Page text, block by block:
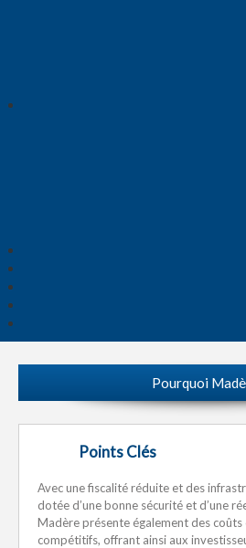
Pourquoi
Points Clés
Avec une fiscalité réduite et des
dotée d’une bonne sécurité et d’une
Madère présente également des
compétitifs, offrant ainsi aux